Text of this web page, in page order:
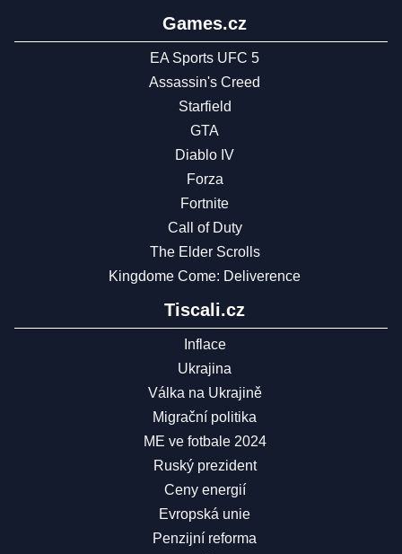
Games.cz
EA Sports UFC 5
Assassin's Creed
Starfield
GTA
Diablo IV
Forza
Fortnite
Call of Duty
The Elder Scrolls
Kingdome Come: Deliverence
Tiscali.cz
Inflace
Ukrajina
Válka na Ukrajině
Migrační politika
ME ve fotbale 2024
Ruský prezident
Ceny energií
Evropská unie
Penzijní reforma